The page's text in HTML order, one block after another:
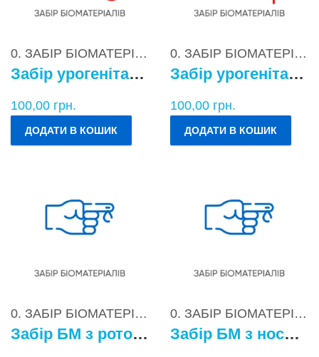
0. ЗАБІР БІОМАТЕРІАЛІВ
Забір урогенітального БМ у чоловіків
100,00 грн.
ДОДАТИ В КОШИК
0. ЗАБІР БІОМАТЕРІАЛІВ
Забір урогенітального БМ у жінок
100,00 грн.
ДОДАТИ В КОШИК
0. ЗАБІР БІОМАТЕРІАЛІВ
Забір БМ з ротоглотки
0. ЗАБІР БІОМАТЕРІАЛІВ
Забір БМ з носоглотки